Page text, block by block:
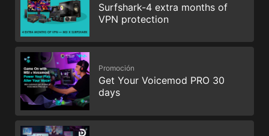
Surfshark-4 extra months of
VPN protection
Promoción
Get Your Voicemod PRO 30
days